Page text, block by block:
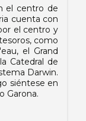
el centro de
cuenta con
el centro y
como
el Grand
Catedral de
Darwin.
siéntese en
Garona.